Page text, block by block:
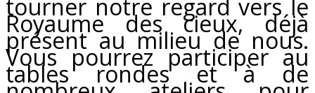
tourner notre regard vers le
Royaume des cieux, déjà
présent au milieu de nous.
Vous pourrez participer au
tables rondes et à de